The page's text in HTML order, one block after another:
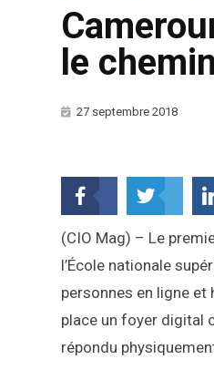
le
27 septembre 2018
(CIO Mag) – Le
l’École nationale
personnes en ligne
place un foyer digital
répondu